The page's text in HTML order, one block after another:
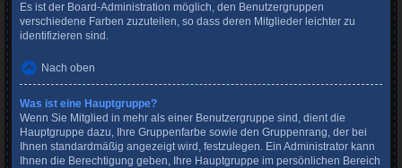
Es ist der Board-Administration möglich, den Benutzergruppen
verschiedene Farben zuzuteilen, so dass deren Mitglieder leichter zu
identifizieren sind.
Nach oben
Was ist eine Hauptgruppe?
Wenn Sie Mitglied in mehr als einer Benutzergruppe sind, dient die
Hauptgruppe dazu, Ihre Gruppenfarbe sowie den Gruppenrang, der bei
Ihnen standardmäßig angezeigt wird, festzulegen. Ein Administrator kann
Ihnen die Berechtigung geben, Ihre Hauptgruppe im persönlichen Bereich